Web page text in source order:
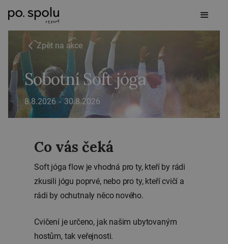
Zpět na akce
Sobotní Soft jóga
8.8.2026 - 30.8.2026
Co vás čeká
Soft jóga flow je vhodná pro ty, kteří by rádi
zkusili jógu poprvé, nebo pro ty, kteří cvičí a
rádi by ochutnaly něco nového.
Cvičení je určeno, jak našim ubytovaným
hostům, tak veřejnosti.